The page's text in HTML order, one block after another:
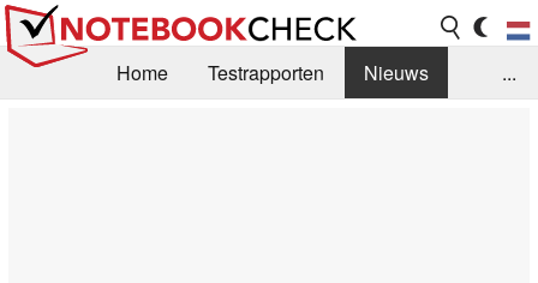
Home Testrapporten
Nieuws
...